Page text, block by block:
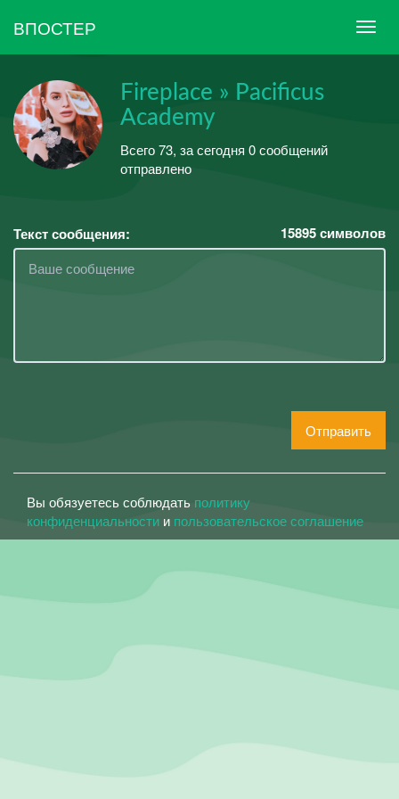
ВПОСТЕР
Fireplace » Pacificus
Academy
Всего 73, за сегодня 0 сообщений
отправлено
Текст сообщения: 15895символов
Отправить
Вы обязуетесь соблюдать политику
конфиденциальности и пользовательское соглашение